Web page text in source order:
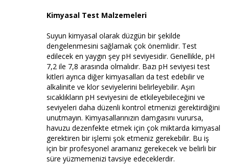
Kimyasal Test Malzemeleri
Suyun kimyasal olarak düzgün bir şekilde
dengelenmesini sağlamak çok önemlidir. Test
edilecek en yaygın şey pH seviyesidir. Genellikle, pH
7,2 ile 7,8 arasında olmalıdır. Bazı pH seviyesi test
kitleri ayrıca diğer kimyasalları da test edebilir ve
alkalinite ve klor seviyelerini belirleyebilir. Aşırı
sıcaklıkların pH seviyesini de etkileyebileceğini ve
seviyeleri daha düzenli kontrol etmenizi gerektirdiğini
unutmayın. Kimyasallarınızın damgasını vurursa,
havuzu dezenfekte etmek için çok miktarda kimyasal
gerektiren bir işlemi şok etmeniz gerekebilir. Bu iş
için bir profesyonel aramanız gerekecek ve belirli bir
süre yüzmemenizi tavsiye edeceklerdir.